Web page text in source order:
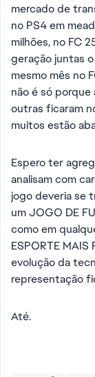
mercado de
no PS4 em
milhões, no FC
geração juntas
mesmo mês no
não é só
outras ficaram
muitos estão
Espero ter
analisam com
jogo deveria se
um JOGO DE
como em
ESPORTE MAIS
evolução da
representação
Até.